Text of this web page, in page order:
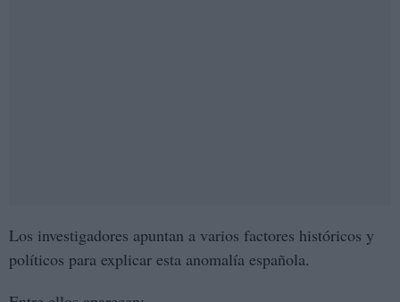
Los investigadores apuntan a varios factores históricos y
políticos para explicar esta anomalía española.